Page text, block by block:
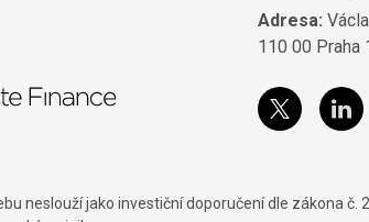
Adresa:
110 00 Praha
neslouží jako investiční doporučení dle zákona č.